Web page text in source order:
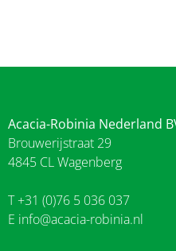
Acacia-Robinia Nederland
Brouwerijstraat 29
4845 CL Wagenberg
T +31 (0)76 5 036 037
E info@acacia-robinia.nl